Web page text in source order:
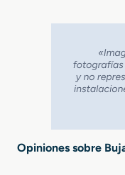
Opiniones sobre